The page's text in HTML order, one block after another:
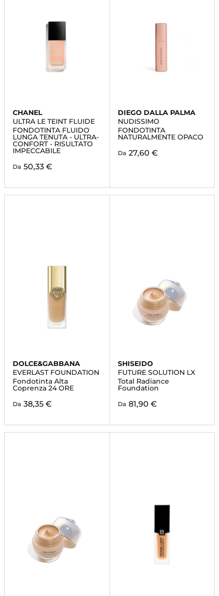
CHANEL
ULTRA LE TEINT FLUIDE
FONDOTINTA FLUIDO
LUNGA TENUTA - ULTRA-
CONFORT - RISULTATO
IMPECCABILE
Da 50,33 €
DIEGO DALLA PALMA
NUDISSIMO
FONDOTINTA
NATURALMENTE OPACO
Da 27,60 €
DOLCE&GABBANA
EVERLAST FOUNDATION
Fondotinta Alta
Coprenza 24 ORE
Da 38,35 €
SHISEIDO
FUTURE SOLUTION LX
Total Radiance
Foundation
Da 81,90 €